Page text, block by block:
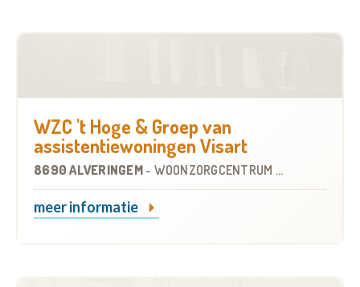
WZC 't Hoge & Groep van
assistentiewoningen Visart
8690 ALVERINGEM - WOONZORGCENTRUM (WZC)
meer informatie